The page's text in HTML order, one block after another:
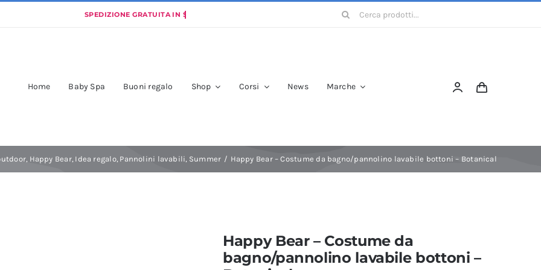
Cerca
Home Baby Spa Buoni regalo Shop Corsi News Marche
Happy Bear Idea regalo Pannolini lavabili Summer Happy Bear – Costume da bagno/pannolino lavabile bottoni – Botanical
Happy Bear – Costume da
bagno/pannolino lavabile bottoni –